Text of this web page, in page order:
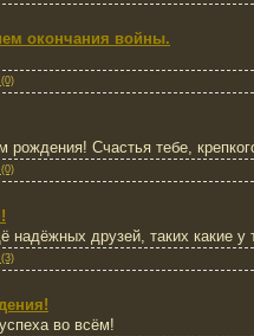
окончания войны.
Счастья тебе,
надёжных друзей, таких какие у
во всём!